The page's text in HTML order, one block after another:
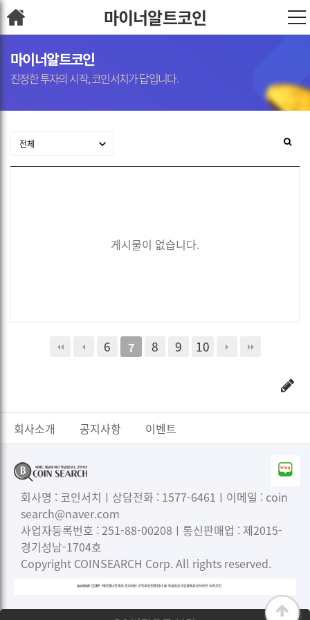
마이너알트코인
마이너알트코인
진정한 투자의 시작, 코인서치가 답입니다.
게시물이 없습니다.
6 7 8 9 10
회사소개 공지사항 이벤트
회사명 : 코인서치ㅣ상담전화 : 1577-6461ㅣ이메일 : coin
search@naver.com
사업자등록번호 : 251-88-00208ㅣ통신판매업 : 제2015-
경기성남-1704호
Copyright COINSEARCH Corp. All rights reserved.